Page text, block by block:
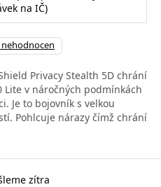
na IČ)
Privacy Stealth 5D chrání
v náročných podmínkách
Je to bojovník s velkou
Pohlcuje nárazy čímž chrání
zítra